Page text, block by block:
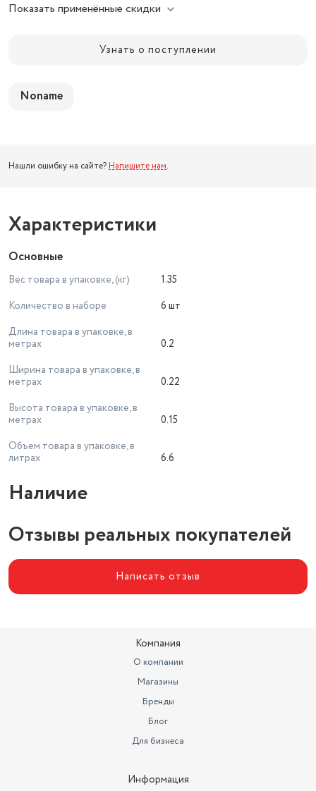
Показать применённые скидки
Узнать о поступлении
Noname
Нашли ошибку на сайте? Напишите нам.
Характеристики
Основные
Вес товара в упаковке, (кг)
1.35
Количество в наборе
6 шт
Длина товара в упаковке, в
метрах
0.2
Ширина товара в упаковке, в
метрах
0.22
Высота товара в упаковке, в
метрах
0.15
Объем товара в упаковке, в
литрах
6.6
Наличие
Отзывы реальных покупателей
Написать отзыв
Компания
О компании
Магазины
Бренды
Блог
Для бизнеса
Информация